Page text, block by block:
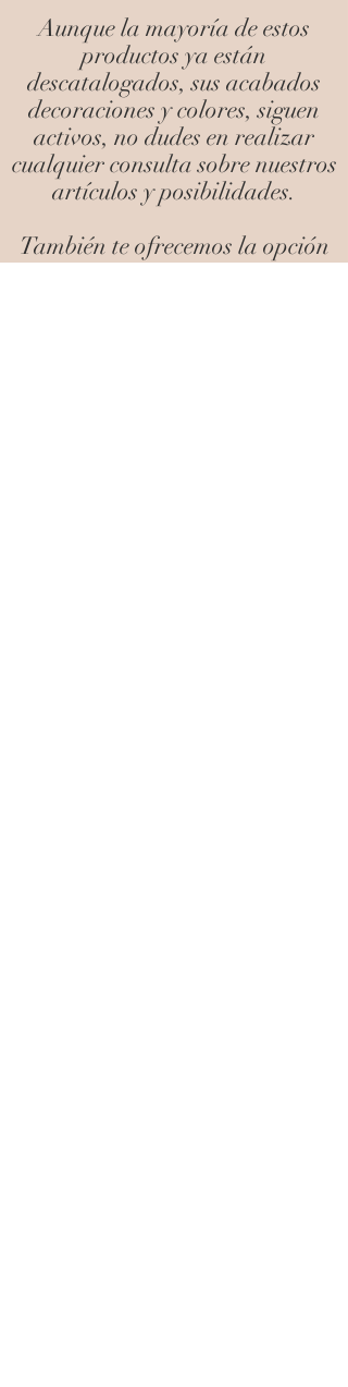
Aunque la mayoría de estos
productos ya están
descatalogados, sus acabados
decoraciones y colores, siguen
activos, no dudes en realizar
cualquier consulta sobre nuestros
artículos y posibilidades.
También te ofrecemos la opción